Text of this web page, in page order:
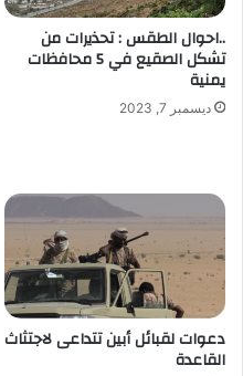
ك
ر
و
ن
..احوال الطقس : تحذيرات من
تشكل الصقيع في 5 محافظات
يمنية
ديسمبر 7, 2023
دعوات لقبائل أبين تتداعى لاجتثاث
القاعدة